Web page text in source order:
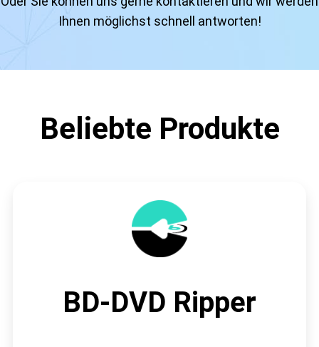
Ihnen möglichst schnell antworten!
Beliebte Produkte
BD-DVD Ripper